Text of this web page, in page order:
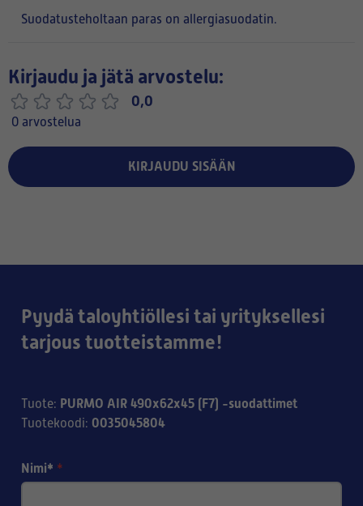
Suodatusteholtaan paras on allergiasuodatin.
Kirjaudu ja jätä arvostelu:
0,0
0 arvostelua
KIRJAUDU SISÄÄN
Pyydä taloyhtiöllesi tai yrityksellesi
tarjous tuotteistamme!
Tuote: PURMO AIR 490x62x45 (F7) -suodattimet
Tuotekoodi: 0035045804
Nimi* *